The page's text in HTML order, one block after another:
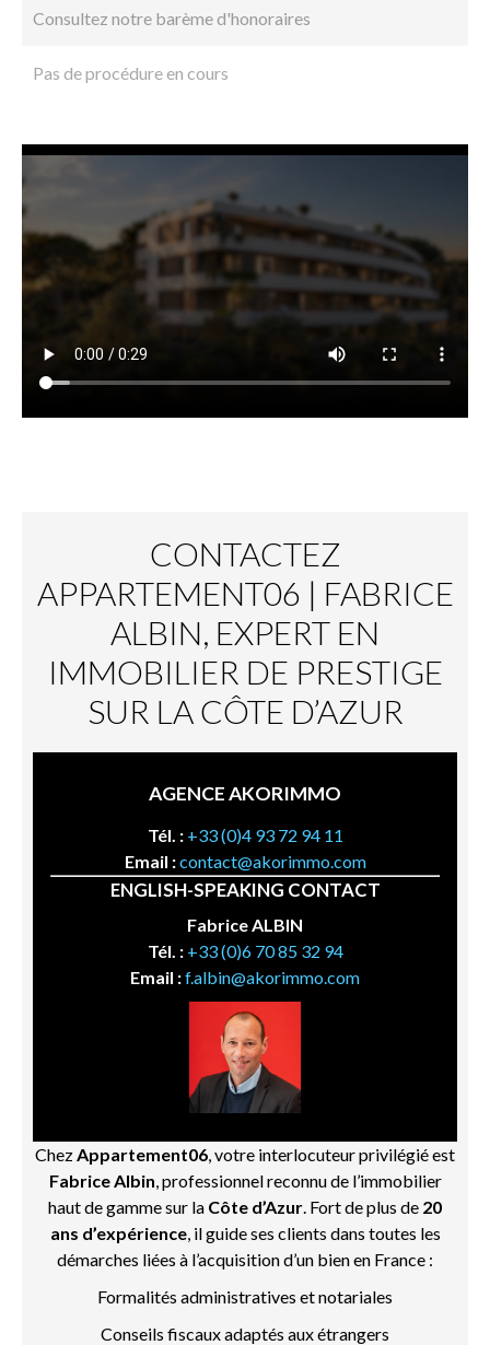
Consultez notre barème d'honoraires
Pas de procédure en cours
CONTACTEZ
APPARTEMENT06 | FABRICE
ALBIN, EXPERT EN
IMMOBILIER DE PRESTIGE
SUR LA CÔTE D’AZUR
AGENCE AKORIMMO
Tél. : +33 (0)4 93 72 94 11
Email :contact@akorimmo.com
ENGLISH-SPEAKING CONTACT
Fabrice ALBIN
Tél. : +33 (0)6 70 85 32 94
Email :f.albin@akorimmo.com
ChezAppartement06, votre interlocuteur privilégié est
Fabrice Albin, professionnel reconnu de l’immobilier
haut de gamme sur la Côte d’Azur. Fort de plus de 20
ans d’expérience, il guide ses clients dans toutes les
démarches liées à l’acquisition d’un bien en France :
Formalités administratives et notariales
Conseils fiscaux adaptés aux étrangers